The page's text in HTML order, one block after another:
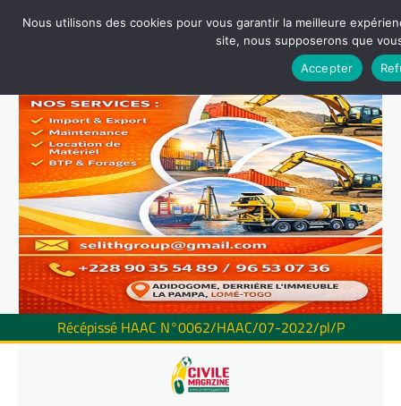
Récépissé HAAC N°0062/HAAC/07-2022/pl/P
Nous utilisons des cookies pour vous garantir la meilleure
site, nous supposerons que
Accepter